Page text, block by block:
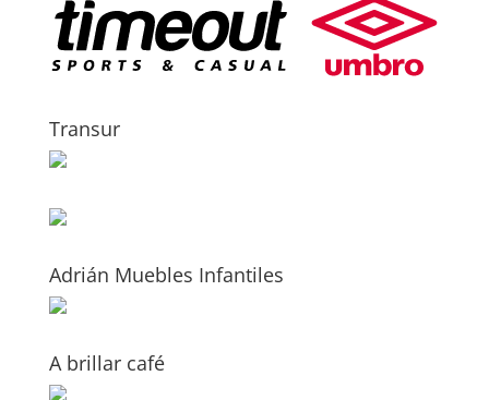
Transur
Adrián Muebles Infantiles
A brillar café